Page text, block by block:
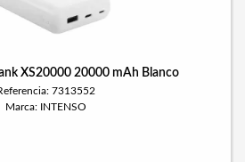
XS20000 20000 mAh Blanco
7313552
Marca: INTENSO